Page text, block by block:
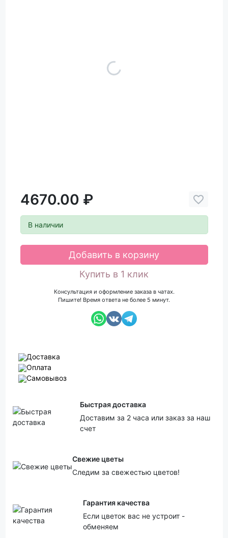
4670.00 ₽
В наличии
Добавить в корзину
Купить в 1 клик
Консультация и оформление заказа в чатах.
Пишите! Время ответа не более 5 минут.
Доставка
Оплата
Самовывоз
Быстрая доставка
Доставим за 2 часа или заказ за наш
счет
Свежие цветы
Следим за свежестью цветов!
Гарантия качества
Если цветок вас не устроит -
обменяем